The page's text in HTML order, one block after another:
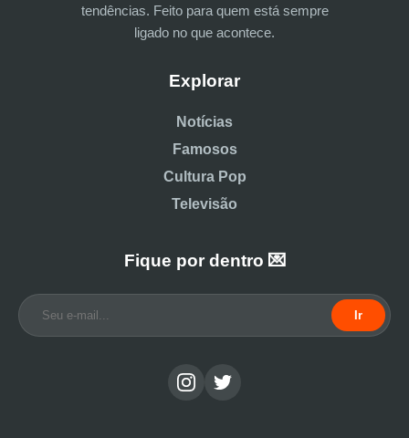
tendências. Feito para quem está sempre
ligado no que acontece.
Explorar
Notícias
Famosos
Cultura Pop
Televisão
Fique por dentro 💌
Ir